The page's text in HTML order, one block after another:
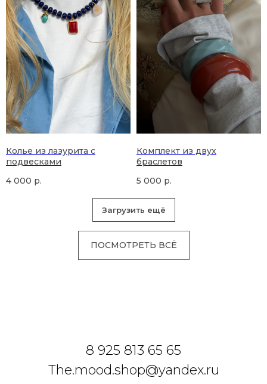
Колье из лазурита с
подвесками
4 000 р.
Комплект из двух
браслетов
5 000 р.
Загрузить ещё
ПОСМОТРЕТЬ ВСЁ
8 925 813 65 65
The.mood.shop@yandex.ru